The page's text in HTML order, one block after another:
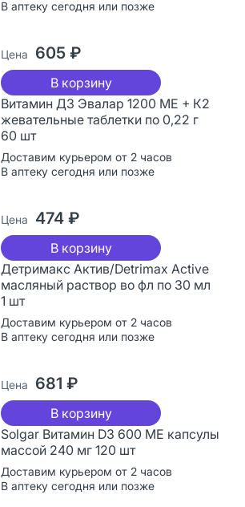
В аптеку сегодня или позже
Цена 605 ₽
В корзину
Витамин Д3 Эвалар 1200 МЕ + К2
жевательные таблетки по 0,22 г
60 шт
Доставим курьером от 2 часов
В аптеку сегодня или позже
Цена 474 ₽
В корзину
Детримакс Актив/Detrimax Active
масляный раствор во фл по 30 мл
1 шт
Доставим курьером от 2 часов
В аптеку сегодня или позже
Цена 681 ₽
В корзину
Solgar Витамин D3 600 МЕ капсулы
массой 240 мг 120 шт
Доставим курьером от 2 часов
В аптеку сегодня или позже